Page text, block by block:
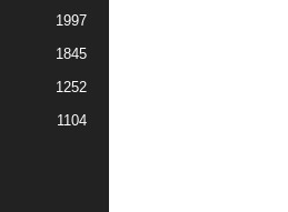
1997
1845
1252
1104